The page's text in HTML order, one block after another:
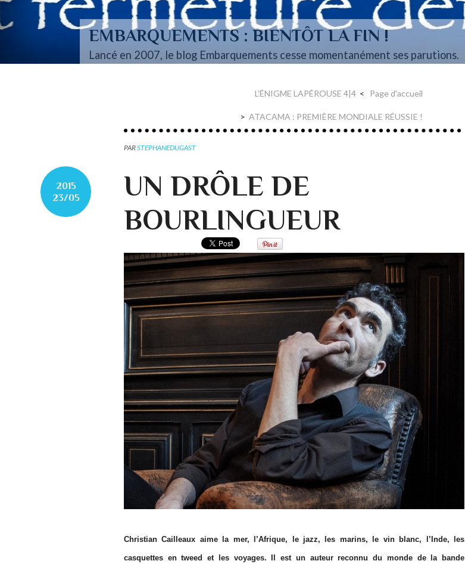
EMBARQUEMENTS : BIENTÔT LA FIN !
Lancé en 2007, le blog Embarquements cesse momentanément ses parutions.
L’ÉNIGME LAPÉROUSE 4|4 Page d'accueil
ATACAMA : PREMIÈRE MONDIALE RÉUSSIE !
PARSTEPHANEDUGAST
2015
23/05
UN DRÔLE DE
BOURLINGUEUR
Christian Cailleaux aime la mer, l’Afrique, le jazz, les marins, le vin blanc, l’Inde, les
casquettes en tweed et les voyages. Il est un auteur reconnu du monde de la bande